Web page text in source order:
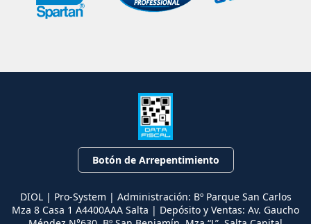
Botón de Arrepentimiento
DIOL | Pro-System | Administración: Bº Parque San Carlos
Mza 8 Casa 1 A4400AAA Salta | Depósito y Ventas: Av. Gaucho